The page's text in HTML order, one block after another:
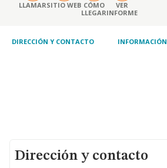
LLAMARSITIO WEB CÓMO
LLEGAR
VER
INFORME
DIRECCIÓN Y CONTACTO
Dirección y contacto